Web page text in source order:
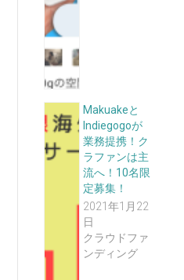
Makuakeと
Indiegogoが
業務提携！ク
ラファンは主
流へ！10名限
定募集！
2021年1月22
日
クラウドファ
ンディング